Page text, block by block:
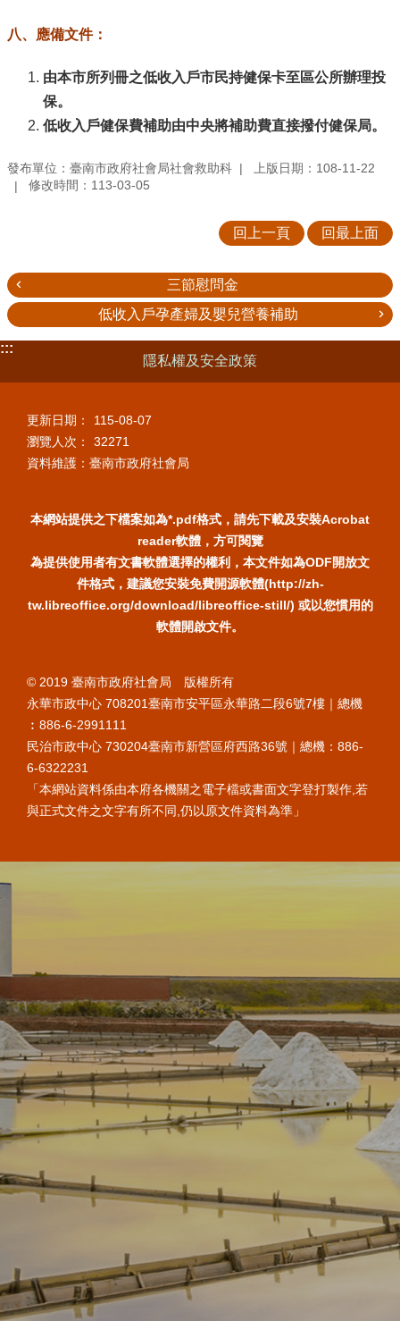
八、應備文件：
由本市所列冊之低收入戶市民持健保卡至區公所辦理投
保。
低收入戶健保費補助由中央將補助費直接撥付健保局。
發布單位：臺南市政府社會局社會救助科
上版日期：108-11-22
修改時間：113-03-05
回上一頁 回最上面
三節慰問金
低收入戶孕產婦及嬰兒營養補助
:::
隱私權及安全政策
更新日期：
115-08-07
瀏覽人次：
32271
資料維護：臺南市政府社會局
本網站提供之下檔案如為*.pdf格式，請先下載及安裝Acrobat
reader軟體，方可閱覽
為提供使用者有文書軟體選擇的權利，本文件如為ODF開放文
件格式，建議您安裝免費開源軟體(http://zh-
tw.libreoffice.org/download/libreoffice-still/) 或以您慣用的
軟體開啟文件。
© 2019 臺南市政府社會局 版權所有
永華市政中心 708201臺南市安平區永華路二段6號7樓｜總機
︰886-6-2991111
民治市政中心 730204臺南市新營區府西路36號｜總機：886-
6-6322231
「本網站資料係由本府各機關之電子檔或書面文字登打製作,若
與正式文件之文字有所不同,仍以原文件資料為準」